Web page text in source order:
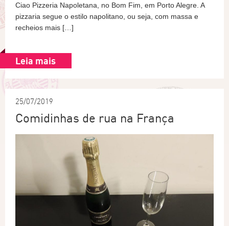
Ciao Pizzeria Napoletana, no Bom Fim, em Porto Alegre. A
pizzaria segue o estilo napolitano, ou seja, com massa e
recheios mais […]
Leia mais
25/07/2019
Comidinhas de rua na França